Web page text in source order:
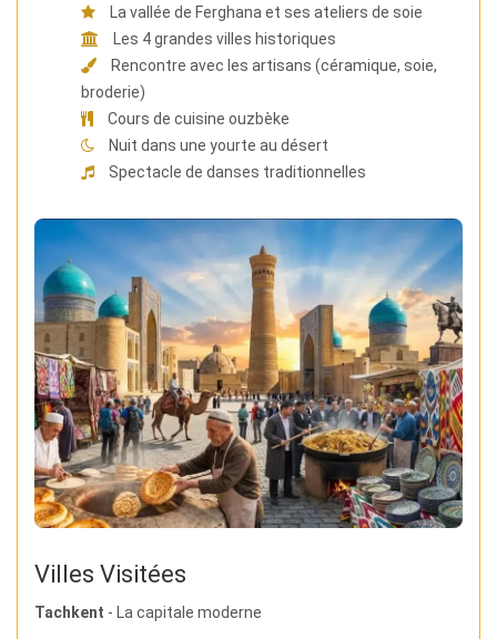
La vallée de Ferghana et ses ateliers de soie
Les 4 grandes villes historiques
Rencontre avec les artisans (céramique, soie,
broderie)
Cours de cuisine ouzbèke
Nuit dans une yourte au désert
Spectacle de danses traditionnelles
Villes Visitées
Tachkent - La capitale moderne